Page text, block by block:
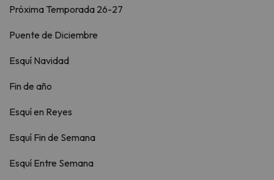
Próxima Temporada 26-27
Puente de Diciembre
Esquí Navidad
Fin de año
Esquí en Reyes
Esquí Fin de Semana
Esquí Entre Semana